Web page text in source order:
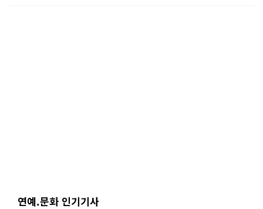
연예.문화 인기기사